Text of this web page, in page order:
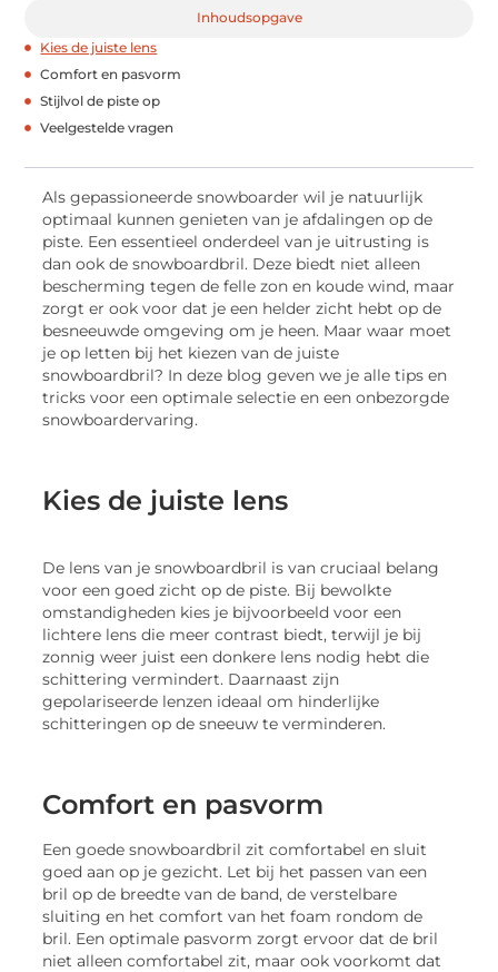
Inhoudsopgave
Kies de juiste lens
Comfort en pasvorm
Stijlvol de piste op
Veelgestelde vragen
Als gepassioneerde snowboarder wil je natuurlijk
optimaal kunnen genieten van je afdalingen op de
piste. Een essentieel onderdeel van je uitrusting is
dan ook de snowboardbril. Deze biedt niet alleen
bescherming tegen de felle zon en koude wind, maar
zorgt er ook voor dat je een helder zicht hebt op de
besneeuwde omgeving om je heen. Maar waar moet
je op letten bij het kiezen van de juiste
snowboardbril? In deze blog geven we je alle tips en
tricks voor een optimale selectie en een onbezorgde
snowboardervaring.
Kies de juiste lens
De lens van je snowboardbril is van cruciaal belang
voor een goed zicht op de piste. Bij bewolkte
omstandigheden kies je bijvoorbeeld voor een
lichtere lens die meer contrast biedt, terwijl je bij
zonnig weer juist een donkere lens nodig hebt die
schittering vermindert. Daarnaast zijn
gepolariseerde lenzen ideaal om hinderlijke
schitteringen op de sneeuw te verminderen.
Comfort en pasvorm
Een goede snowboardbril zit comfortabel en sluit
goed aan op je gezicht. Let bij het passen van een
bril op de breedte van de band, de verstelbare
sluiting en het comfort van het foam rondom de
bril. Een optimale pasvorm zorgt ervoor dat de bril
niet alleen comfortabel zit, maar ook voorkomt dat